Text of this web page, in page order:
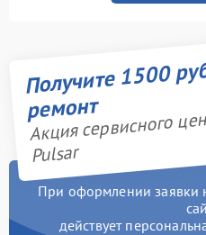
Получите 1500
ремонт
Акция сервисного
Pulsar
При оформлении заявки
действует